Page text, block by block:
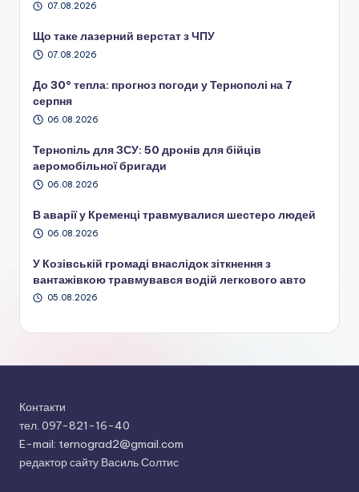
07.08.2026
Що таке лазерний верстат з ЧПУ
07.08.2026
До 30° тепла: прогноз погоди у Тернополі на 7
серпня
06.08.2026
Тернопіль для ЗСУ: 50 дронів для бійців
аеромобільної бригади
06.08.2026
В аварії у Кременці травмувалися шестеро людей
06.08.2026
У Козівській громаді внаслідок зіткнення з
вантажівкою травмувався водій легкового авто
05.08.2026
Контакти
тел. 097-821-16-40
E-mail: ternograd2@gmail.com
редактор сайту Василь Солтис